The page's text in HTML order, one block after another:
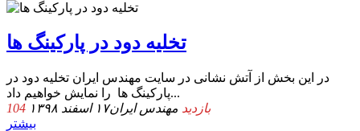
تخلیه دود در پارکینگ ها
در این بخش از آتش نشانی در سایت مهندس ایران تخلیه دود در
پارکینگ ها را نمایش خواهیم داد...
104 بازدید مهندس ایران۱۷ اسفند ۱۳۹۸
بیشتر